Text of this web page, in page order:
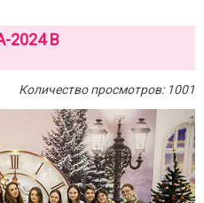
2024 В
Количество просмотров: 1001